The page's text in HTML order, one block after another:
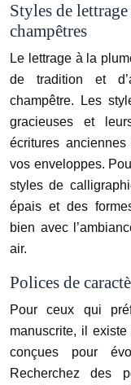
Styles de
champêtres
Le lettrage à la
de tradition et
champêtre. Les
gracieuses et
écritures
vos enveloppes.
styles de
épais et des
bien avec
air.
Polices de
Pour ceux qui
manuscrite, il
conçues pour
Recherchez des